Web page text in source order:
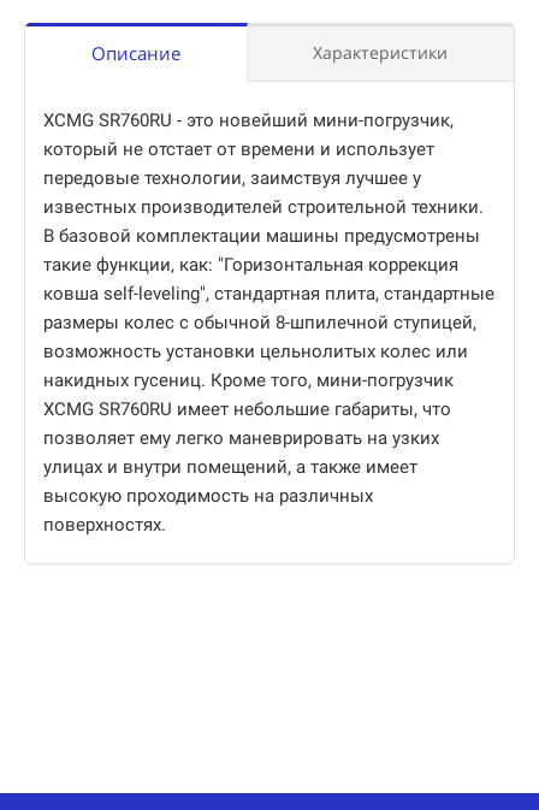
Описание Характеристики
XCMG SR760RU - это новейший мини-погрузчик,
который не отстает от времени и использует
передовые технологии, заимствуя лучшее у
известных производителей строительной техники.
В базовой комплектации машины предусмотрены
такие функции, как: "Горизонтальная коррекция
ковша self-leveling", стандартная плита, стандартные
размеры колес с обычной 8-шпилечной ступицей,
возможность установки цельнолитых колес или
накидных гусениц. Кроме того, мини-погрузчик
XCMG SR760RU имеет небольшие габариты, что
позволяет ему легко маневрировать на узких
улицах и внутри помещений, а также имеет
высокую проходимость на различных
поверхностях.